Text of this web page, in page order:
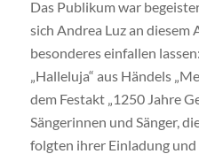
Das Publikum war
sich Andrea Luz an diesem
besonderes einfallen
„Halleluja“ aus Händels
dem Festakt „1250 Jahre
Sängerinnen und Sänger,
folgten ihrer Einladung und